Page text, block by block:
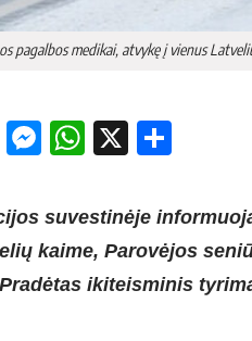
pagalbos medikai, atvykę į vienus
Facebook
Messenger
WhatsApp
X
suvestinėje
kaime, Parovėjos
ikiteisminis